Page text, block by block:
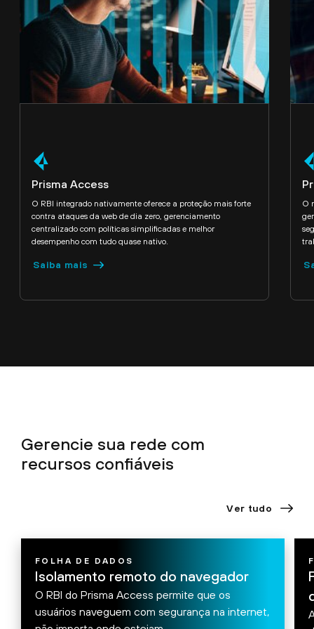
Prisma Access
O RBI integrado nativamente oferece a proteção mais forte
contra ataques da web de dia zero, gerenciamento
centralizado com políticas simplificadas e melhor
desempenho com tudo quase nativo.
Saiba mais
O
Gerencie sua rede com
recursos confiáveis
Ver tudo
FOLHA DE DADOS
Isolamento remoto do navegador
O RBI do Prisma Access permite que os
usuários naveguem com segurança na internet,